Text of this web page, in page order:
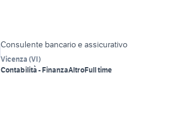
Consulente bancario e assicurativo
Vicenza (VI)
Contabilità - FinanzaAltroFull time